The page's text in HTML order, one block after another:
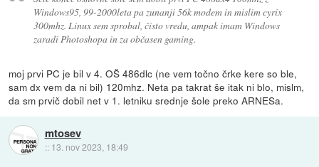
Windows95, 99-2000leta pa zunanji 56k modem in mislim cyrix
300mhz. Linux sem sprobal, čisto vredu, ampak imam Windows
zaradi Photoshopa in za občasen gaming.
moj prvi PC je bil v 4. OŠ 486dlc (ne vem točno črke kere so ble,
sam dx vem da ni bil) 120mhz. Neta pa takrat še itak ni blo, mislm,
da sm prvič dobil net v 1. letniku srednje šole preko ARNESa.
mtosev
:: 13. nov 2023, 18:49